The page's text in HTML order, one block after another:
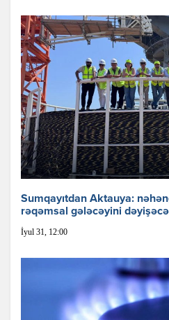
Sumqayıtdan Aktauya:
rəqəmsal gələcəyini
İyul 31, 12:00